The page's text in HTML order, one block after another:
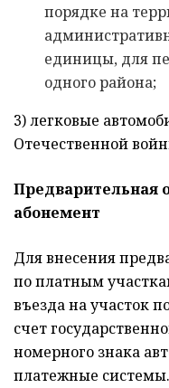
порядке на
единицы, для
одного района;
3) легковые
Отечественной
Предварительная
абонемент
Для внесения
по платным
въезда на участок
счет
номерного знака
платежные